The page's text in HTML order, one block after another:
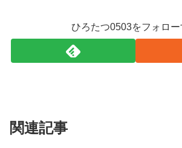
ひろたつ0503をフォロー
関連記事